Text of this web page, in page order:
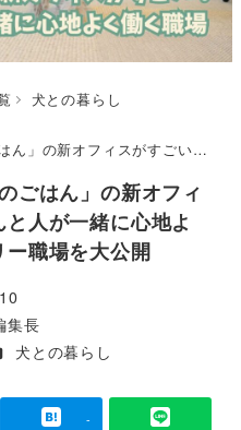
犬との暮らし
んと人が一緒に心地よく働くペットフレンドリー職場を大公開
ごはん」の新オフィ
人が一緒に心地よ
ー職場を大公開
集長
ゴリー
犬との暮らし
-